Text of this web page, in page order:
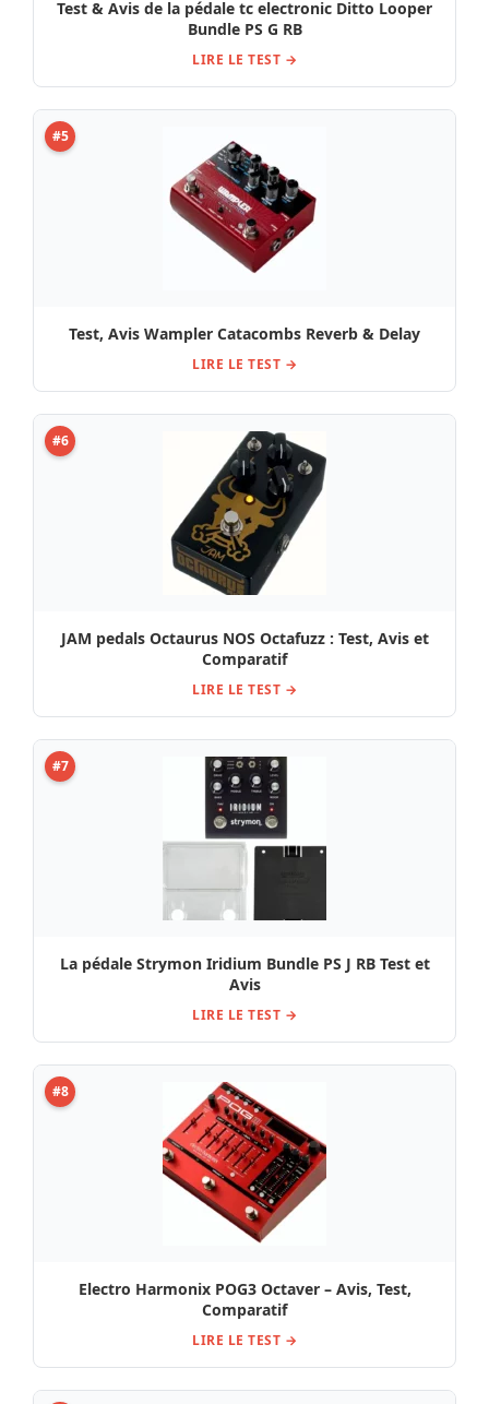
Test & Avis de la pédale tc electronic Ditto Looper
Bundle PS G RB
LIRE LE TEST →
#5
Test, Avis Wampler Catacombs Reverb & Delay
LIRE LE TEST →
#6
JAM pedals Octaurus NOS Octafuzz : Test, Avis et
Comparatif
LIRE LE TEST →
#7
La pédale Strymon Iridium Bundle PS J RB Test et
Avis
LIRE LE TEST →
#8
Electro Harmonix POG3 Octaver – Avis, Test,
Comparatif
LIRE LE TEST →